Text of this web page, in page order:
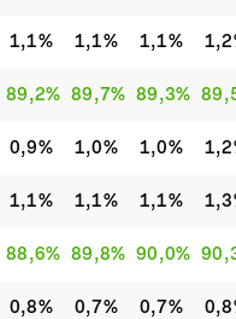
1,1% 1,1% 1,1%
89,2% 89,7% 89,3%
0,9% 1,0% 1,0%
1,1% 1,1% 1,1%
88,6% 89,8% 90,0%
0,8% 0,7% 0,7%